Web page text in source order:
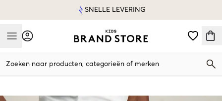
SNELLE LEVERING
Mobile Menu
Zoeken naar producten, categorieën of merken